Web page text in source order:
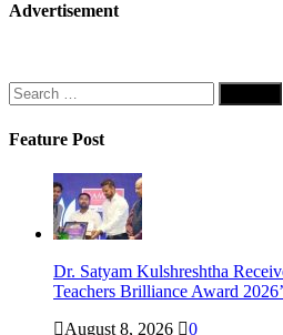
Advertisement
Search
for:
Feature Post
Dr. Satyam Kulshreshtha
Teachers Brilliance Award 2026’
August 8, 2026
0